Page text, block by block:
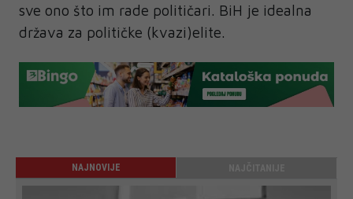
sve ono što im rade političari. BiH je idealna
država za političke (kvazi)elite.
NAJNOVIJE